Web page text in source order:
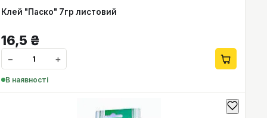
Клей "Паско" 7гр листовий
16,5 ₴
− +
В наявності